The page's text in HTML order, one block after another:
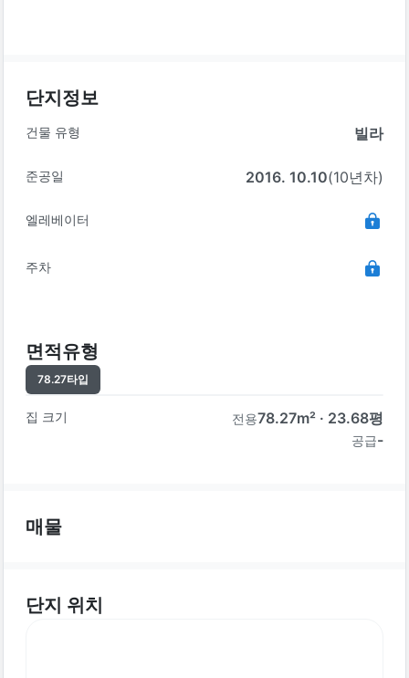
단지정보
건물 유형 빌라
준공일 2016. 10.10(10년차)
엘레베이터
주차
면적유형
78.27타입
집 크기 전용78.27m² · 23.68평
공급-
매물
단지 위치